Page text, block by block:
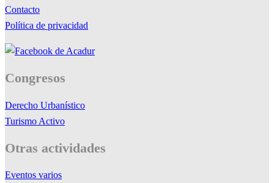
Contacto
Política de privacidad
Congresos
Derecho Urbanístico
Turismo Activo
Otras actividades
Eventos varios